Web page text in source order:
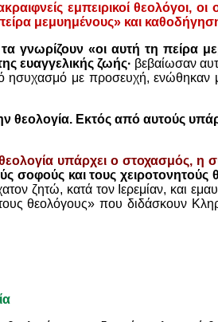
εμπειρικοί θεολόγοι, οι
μεμυημένους» και
γνωρίζουν «οι αυτή τη πείρα
ευαγγελικής ζωής· βεβαίωσαν
ησυχασμό με προσευχή, ενώθηκαν
θεολογία. Εκτός από αυτούς
υπάρχει ο στοχασμός, η
σοφούς και τους χειροτονητούς
ζητώ, κατά τον Ιερεμίαν, και
θεολόγους» που διδάσκουν